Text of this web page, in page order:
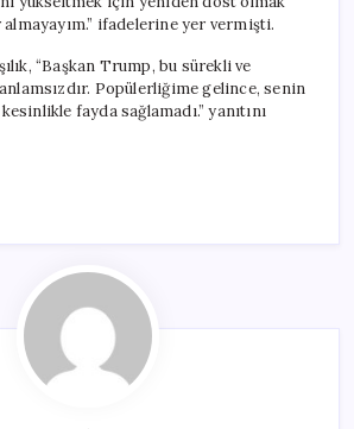
ifadelerine yer vermişti.
“Başkan Trump, bu sürekli ve
Popülerliğime gelince, senin
fayda sağlamadı.” yanıtını